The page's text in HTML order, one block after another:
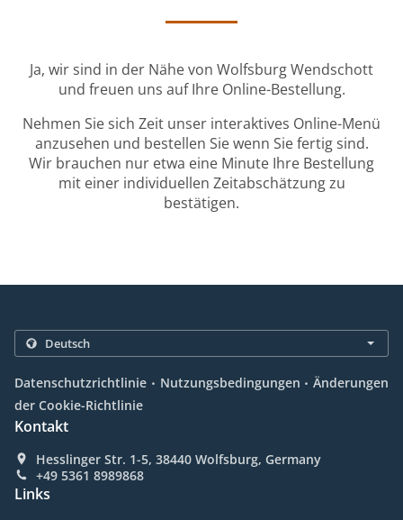
Ja, wir sind in der Nähe von Wolfsburg Wendschott
und freuen uns auf Ihre Online-Bestellung.
Nehmen Sie sich Zeit unser interaktives Online-Menü
anzusehen und bestellen Sie wenn Sie fertig sind.
Wir brauchen nur etwa eine Minute Ihre Bestellung
mit einer individuellen Zeitabschätzung zu
bestätigen.
Datenschutzrichtlinie . Nutzungsbedingungen . Änderungen
der Cookie-Richtlinie
Kontakt
Hesslinger Str. 1-5, 38440 Wolfsburg, Germany
+49 5361 8989868
Links